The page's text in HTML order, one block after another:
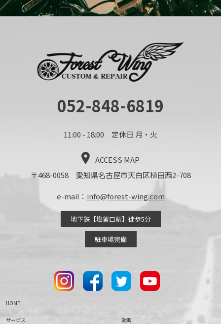
052-848-6819
11:00 - 18:00 定休日 月・火
ACCESS MAP
〒468-0058 愛知県名古屋市天白区植田西2-708
e-mail： info@forest-wing.com
地下鉄【塩釜口駅】徒歩5分
駐車場完備
HOME
サービス
動画